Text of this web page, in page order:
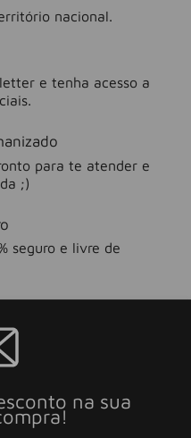
nacional.
e tenha acesso a
para te atender e
;)
seguro e livre de
na sua